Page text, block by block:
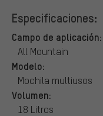
Especificaciones:
Campo de aplicación:
All Mountain
Modelo:
Mochila multiusos
Volumen:
18 Litros